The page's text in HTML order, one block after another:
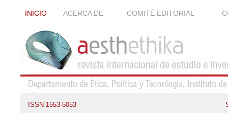
INICIO ACERCA DE COMITÉ EDITORIAL
ISSN 1553-5053